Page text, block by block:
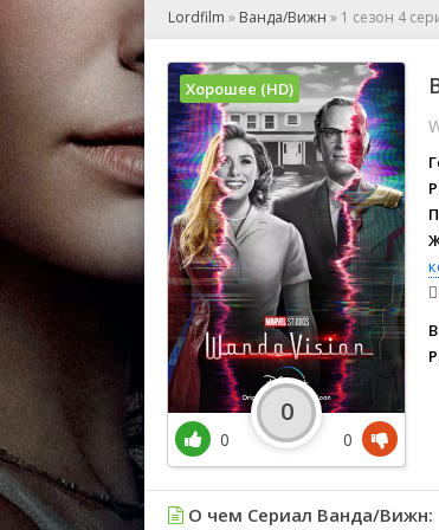
Lordfilm » Ванда/Вижн » 1 сезон 4
Хорошее (HD)
0
0
0
О чем Сериал Ванда/Вижн: